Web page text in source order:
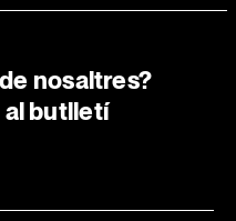
nosaltres?
butlletí